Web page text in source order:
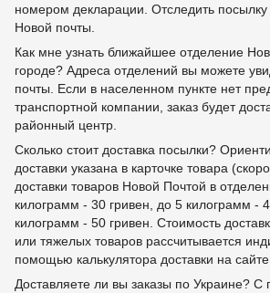
номером декларации. Отследить
Новой почты.
Как мне узнать ближайшее отделение
городе? Адреса отделений вы можете
почты. Если в населенном пункте нет
транспортной компании, заказ будет
районный центр.
Сколько стоит доставка посылки?
доставки указана в карточке товара
доставки товаров Новой Почтой в
килограмм - 30 гривен, до 5 килограмм -
килограмм - 50 гривен. Стоимость
или тяжелых товаров рассчитывается
помощью калькулятора доставки на
Доставляете ли вы заказы по Украине?